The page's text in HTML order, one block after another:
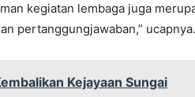
kegiatan lembaga juga
pertanggungjawaban,” ucapnya.
Kejayaan Sungai